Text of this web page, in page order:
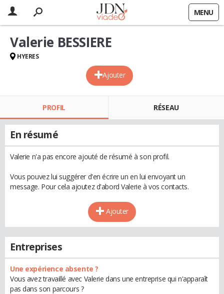
MENU
Ajouter
Valerie BESSIERE
HYERES
PROFIL RÉSEAU
En résumé
Valerie n'a pas encore ajouté de résumé à son profil.
Vous pouvez lui suggérer d'en écrire un en lui envoyant un
message. Pour cela ajoutez d'abord Valerie à vos contacts.
Ajouter
Entreprises
Une expérience absente ?
Vous avez travaillé avec Valerie dans une entreprise qui n'apparaît
pas dans son parcours ?